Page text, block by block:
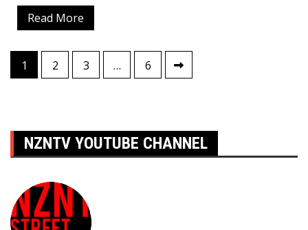
Read More
Pagination
des
1 2 3 … 6
NZNTV YOUTUBE CHANNEL